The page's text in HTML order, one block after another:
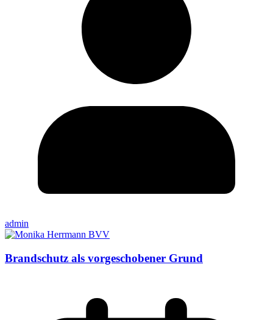
admin
Brandschutz als vorgeschobener Grund